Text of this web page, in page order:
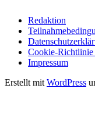
Redaktion
Cookie-
Impressum
Erstellt mit WordPress